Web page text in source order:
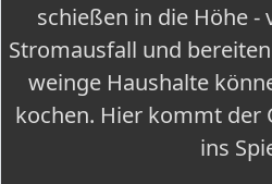
schießen in die Höhe -
Stromausfall und
weinge Haushalte
kochen. Hier kommt der
ins